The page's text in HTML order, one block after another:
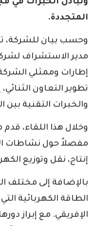
وتبادل الخبرات في
المتجددة.
وحسب بيان للشركة،
مدير الاستشراف
إطارات وممثلي
تطوير التعاون
والخبرات التقنية بين
وخلال هذا اللقاء،
مفصلاً حول نشاطات
إنتاج، نقل وتوزيع
بالإضافة إلى مختلف
الطاقة الكهربائية
الإفريقي. مع إبراز